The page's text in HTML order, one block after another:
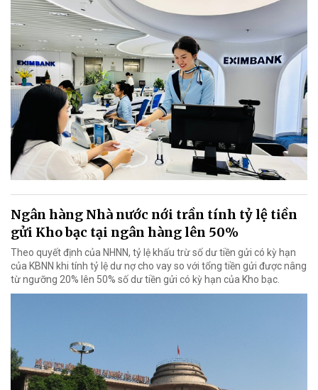
Ngân hàng Nhà nước nới trần tính tỷ lệ tiền
gửi Kho bạc tại ngân hàng lên 50%
Theo quyết định của NHNN, tỷ lệ khấu trừ số dư tiền gửi có kỳ hạn
của KBNN khi tính tỷ lệ dư nợ cho vay so với tổng tiền gửi được nâng
từ ngưỡng 20% lên 50% số dư tiền gửi có kỳ hạn của Kho bạc.